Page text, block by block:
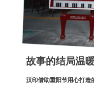
故事的结局温
汉印借助重阳节用心打造